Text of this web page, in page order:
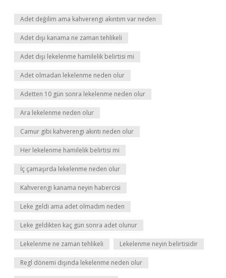
Adet değilim ama kahverengi akıntım var neden
Adet dışı kanama ne zaman tehlikeli
Adet dışı lekelenme hamilelik belirtisi mi
Adet olmadan lekelenme neden olur
Adetten 10 gün sonra lekelenme neden olur
Ara lekelenme neden olur
Camur gibi kahverengi akıntı neden olur
Her lekelenme hamilelik belirtisi mi
İç çamaşırda lekelenme neden olur
Kahverengi kanama neyin habercisi
Leke geldi ama adet olmadım neden
Leke geldikten kaç gün sonra adet olunur
Lekelenme ne zaman tehlikeli Lekelenme neyin belirtisidir
Regl dönemi dışında lekelenme neden olur